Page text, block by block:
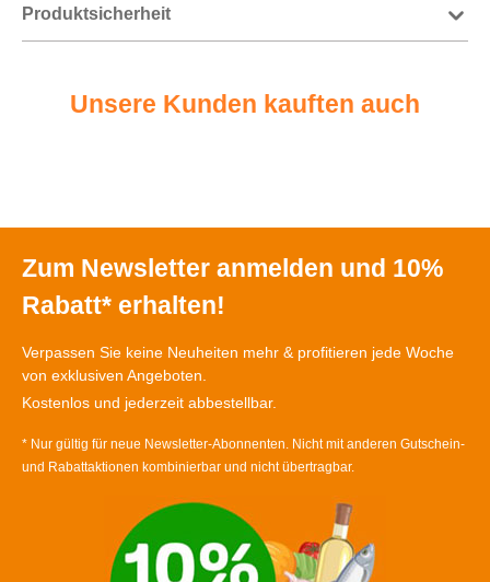
Produktsicherheit
Unsere Kunden kauften auch
Zum Newsletter anmelden und 10%
Rabatt* erhalten!
Verpassen Sie keine Neuheiten mehr & profitieren jede Woche
von exklusiven Angeboten.
Kostenlos und jederzeit abbestellbar.
* Nur gültig für neue Newsletter-Abonnenten. Nicht mit anderen Gutschein-
und Rabattaktionen kombinierbar und nicht übertragbar.